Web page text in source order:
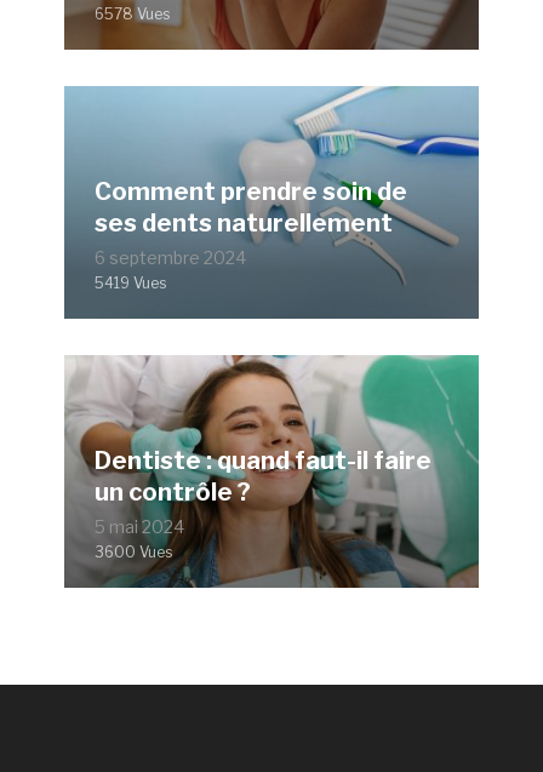
6578 Vues
Comment prendre soin de
ses dents naturellement
6 septembre 2024
5419 Vues
Dentiste : quand faut-il faire
un contrôle ?
5 mai 2024
3600 Vues